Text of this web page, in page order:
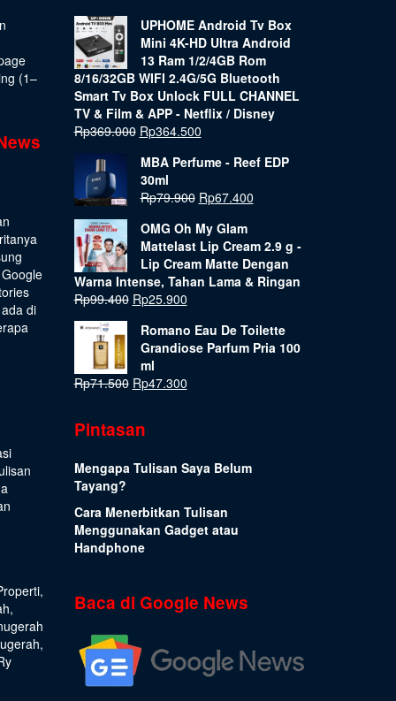
(1–
di
,
,
,
UPHOME Android Tv Box
Mini 4K-HD Ultra Android
13 Ram 1/2/4GB Rom
8/16/32GB WIFI 2.4G/5G Bluetooth
Smart Tv Box Unlock FULL CHANNEL
TV & Film & APP - Netflix / Disney
Rp369.000 Rp364.500
MBA Perfume - Reef EDP
30ml
Rp79.900 Rp67.400
OMG Oh My Glam
Mattelast Lip Cream 2.9 g -
Lip Cream Matte Dengan
Warna Intense, Tahan Lama & Ringan
Rp99.400 Rp25.900
Romano Eau De Toilette
Grandiose Parfum Pria 100
ml
Rp71.500 Rp47.300
Pintasan
Mengapa Tulisan Saya Belum
Tayang?
Cara Menerbitkan Tulisan
Menggunakan Gadget atau
Handphone
Baca di Google News